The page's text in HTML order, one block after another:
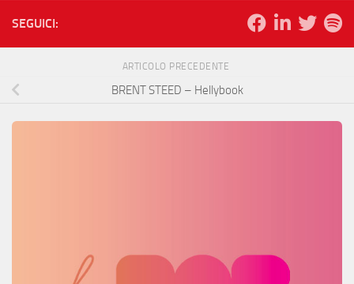
SEGUICI:
ARTICOLO PRECEDENTE
BRENT STEED – Hellybook